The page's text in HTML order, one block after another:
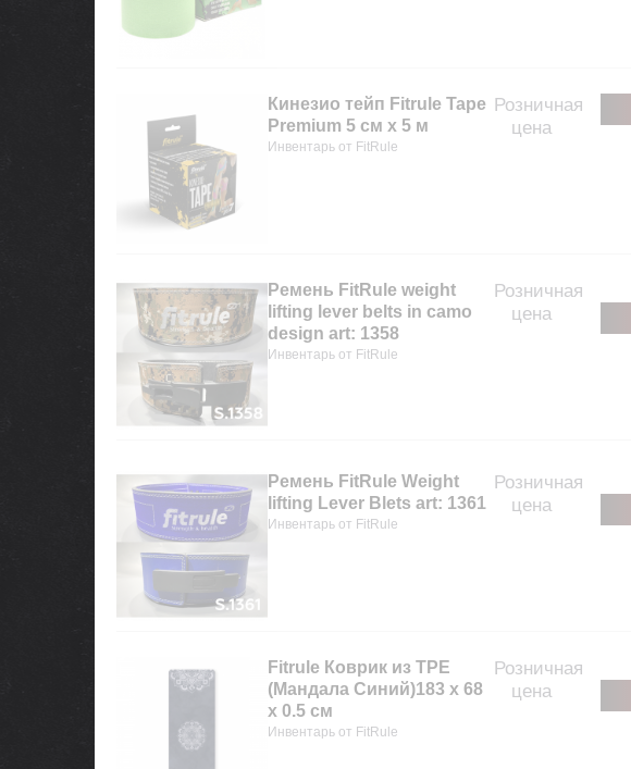
Кинезио тейп Fitrule Tape
Premium 5 cм х 5 м
Инвентарь от FitRule
Розничная
цена
Ремень FitRule weight
lifting lever belts in camo
design art: 1358
Инвентарь от FitRule
Розничная
цена
Ремень FitRule Weight
lifting Lever Blets art: 1361
Инвентарь от FitRule
Розничная
цена
Fitrule Коврик из TPE
(Мандала Синий)183 х 68
х 0.5 см
Инвентарь от FitRule
Розничная
цена